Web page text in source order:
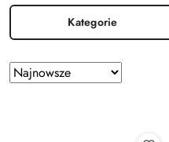
Kategorie
Zastosowano
sortowanie:
Sortuj
według